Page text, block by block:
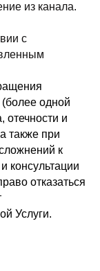
из канала.
с
одной
отечности и
также при
к
консультации
отказаться
Услуги.